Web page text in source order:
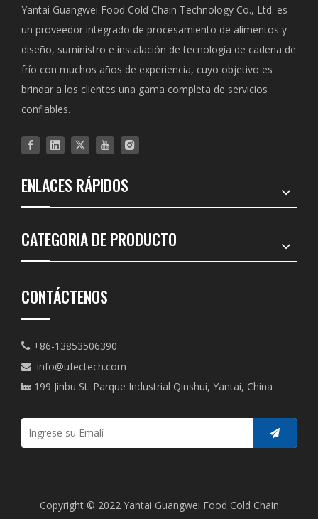
Yantai Guangwei Food Cold Chain Technology Co., Ltd. es
un proveedor integrado de procesamiento de alimentos y
diseño, suministro e instalación de tecnología de cadena de
frío con muchos años de experiencia, cuyo objetivo es
brindar a los clientes una gama completa de servicios
confiables.
ENLACES RÁPIDOS
CATEGORIA DE PRODUCTO
CONTÁCTENOS
 +86-13853506390
 info@ufectech.com
 199 Jinbu St. Parque Industrial Qinshui, Yantai, China
Copyright © 2022 Yantai Guangwei Food Cold Chain